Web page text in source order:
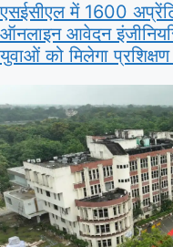
एसईसीएल में 1600
ऑनलाइन आवेदन
युवाओं को मिलेगा